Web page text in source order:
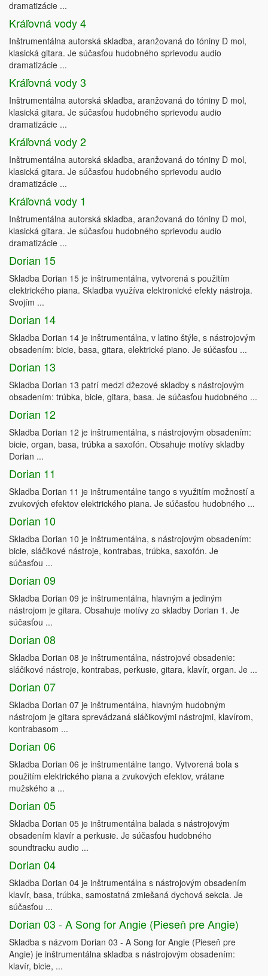
dramatizácie ...
Kráľovná vody 4
Inštrumentálna autorská skladba, aranžovaná do tóniny D mol,
klasická gitara. Je súčasťou hudobného sprievodu audio
dramatizácie ...
Kráľovná vody 3
Inštrumentálna autorská skladba, aranžovaná do tóniny D mol,
klasická gitara. Je súčasťou hudobného sprievodu audio
dramatizácie ...
Kráľovná vody 2
Inštrumentálna autorská skladba, aranžovaná do tóniny D mol,
klasická gitara. Je súčasťou hudobného sprievodu audio
dramatizácie ...
Kráľovná vody 1
Inštrumentálna autorská skladba, aranžovaná do tóniny D mol,
klasická gitara. Je súčasťou hudobného sprievodu audio
dramatizácie ...
Dorian 15
Skladba Dorian 15 je inštrumentálna, vytvorená s použitím
elektrického piana. Skladba využíva elektronické efekty nástroja.
Svojím ...
Dorian 14
Skladba Dorian 14 je inštrumentálna, v latino štýle, s nástrojovým
obsadením: bicie, basa, gitara, elektrické piano. Je súčasťou ...
Dorian 13
Skladba Dorian 13 patrí medzi džezové skladby s nástrojovým
obsadením: trúbka, bicie, gitara, basa. Je súčasťou hudobného ...
Dorian 12
Skladba Dorian 12 je inštrumentálna, s nástrojovým obsadením:
bicie, organ, basa, trúbka a saxofón. Obsahuje motívy skladby
Dorian ...
Dorian 11
Skladba Dorian 11 je inštrumentálne tango s využitím možností a
zvukových efektov elektrického piana. Je súčasťou hudobného ...
Dorian 10
Skladba Dorian 10 je inštrumentálna, s nástrojovým obsadením:
bicie, sláčikové nástroje, kontrabas, trúbka, saxofón. Je
súčasťou ...
Dorian 09
Skladba Dorian 09 je inštrumentálna, hlavným a jediným
nástrojom je gitara. Obsahuje motívy zo skladby Dorian 1. Je
súčasťou ...
Dorian 08
Skladba Dorian 08 je inštrumentálna, nástrojové obsadenie:
sláčikové nástroje, kontrabas, perkusie, gitara, klavír, organ. Je ...
Dorian 07
Skladba Dorian 07 je inštrumentálna, hlavným hudobným
nástrojom je gitara sprevádzaná sláčikovými nástrojmi, klavírom,
kontrabasom ...
Dorian 06
Skladba Dorian 06 je inštrumentálne tango. Vytvorená bola s
použitím elektrického piana a zvukových efektov, vrátane
mužského a ...
Dorian 05
Skladba Dorian 05 je inštrumentálna balada s nástrojovým
obsadením klavír a perkusie. Je súčasťou hudobného
soundtracku audio ...
Dorian 04
Skladba Dorian 04 je inštrumentálna s nástrojovým obsadením
klavír, basa, trúbka, samostatná zmiešaná dychová sekcia. Je
súčasťou ...
Dorian 03 - A Song for Angie (Pieseň pre Angie)
Skladba s názvom Dorian 03 - A Song for Angie (Pieseň pre
Angie) je inštrumentálna skladba s nástrojovým obsadením:
klavír, bicie, ...